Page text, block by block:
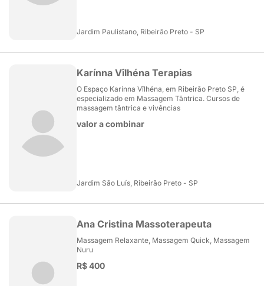
Jardim Paulistano, Ribeirão Preto - SP
Karínna Vîlhéna Terapias
O Espaço Karínna Vîlhéna, em Ribeirão Preto SP, é
especializado em Massagem Tântrica. Cursos de
massagem tântrica e vivências
valor a combinar
Jardim São Luís, Ribeirão Preto - SP
Ana Cristina Massoterapeuta
Massagem Relaxante, Massagem Quick, Massagem
Nuru
R$ 400